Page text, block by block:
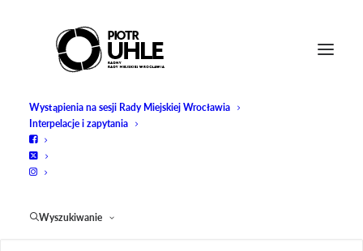
Wystąpienia na sesji Rady Miejskiej Wrocławia
Interpelacje i zapytania
Wyszukiwanie